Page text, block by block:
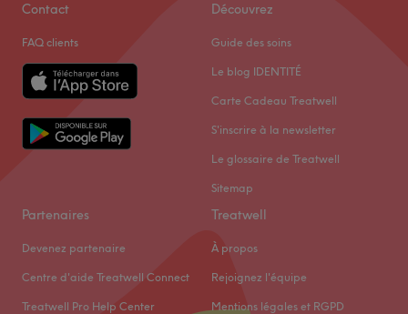
Contact
FAQ clients
Découvrez
Guide des soins
Le blog IDENTITÉ
Carte Cadeau Treatwell
S'inscrire à la newsletter
Le glossaire de Treatwell
Sitemap
Partenaires
Devenez partenaire
Centre d'aide Treatwell Connect
Treatwell Pro Help Center
Treatwell
À propos
Rejoignez l'équipe
Mentions légales et RGPD